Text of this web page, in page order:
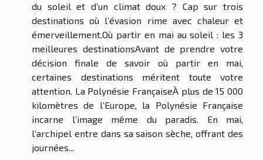
du soleil et d’un climat doux ? Cap sur trois
destinations où l’évasion rime avec chaleur et
émerveillement.Où partir en mai au soleil : les 3
meilleures destinationsAvant de prendre votre
décision finale de savoir où partir en mai,
certaines destinations méritent toute votre
attention. La Polynésie FrançaiseÀ plus de 15 000
kilomètres de l’Europe, la Polynésie Française
incarne l’image même du paradis. En mai,
l’archipel entre dans sa saison sèche, offrant des
journées...